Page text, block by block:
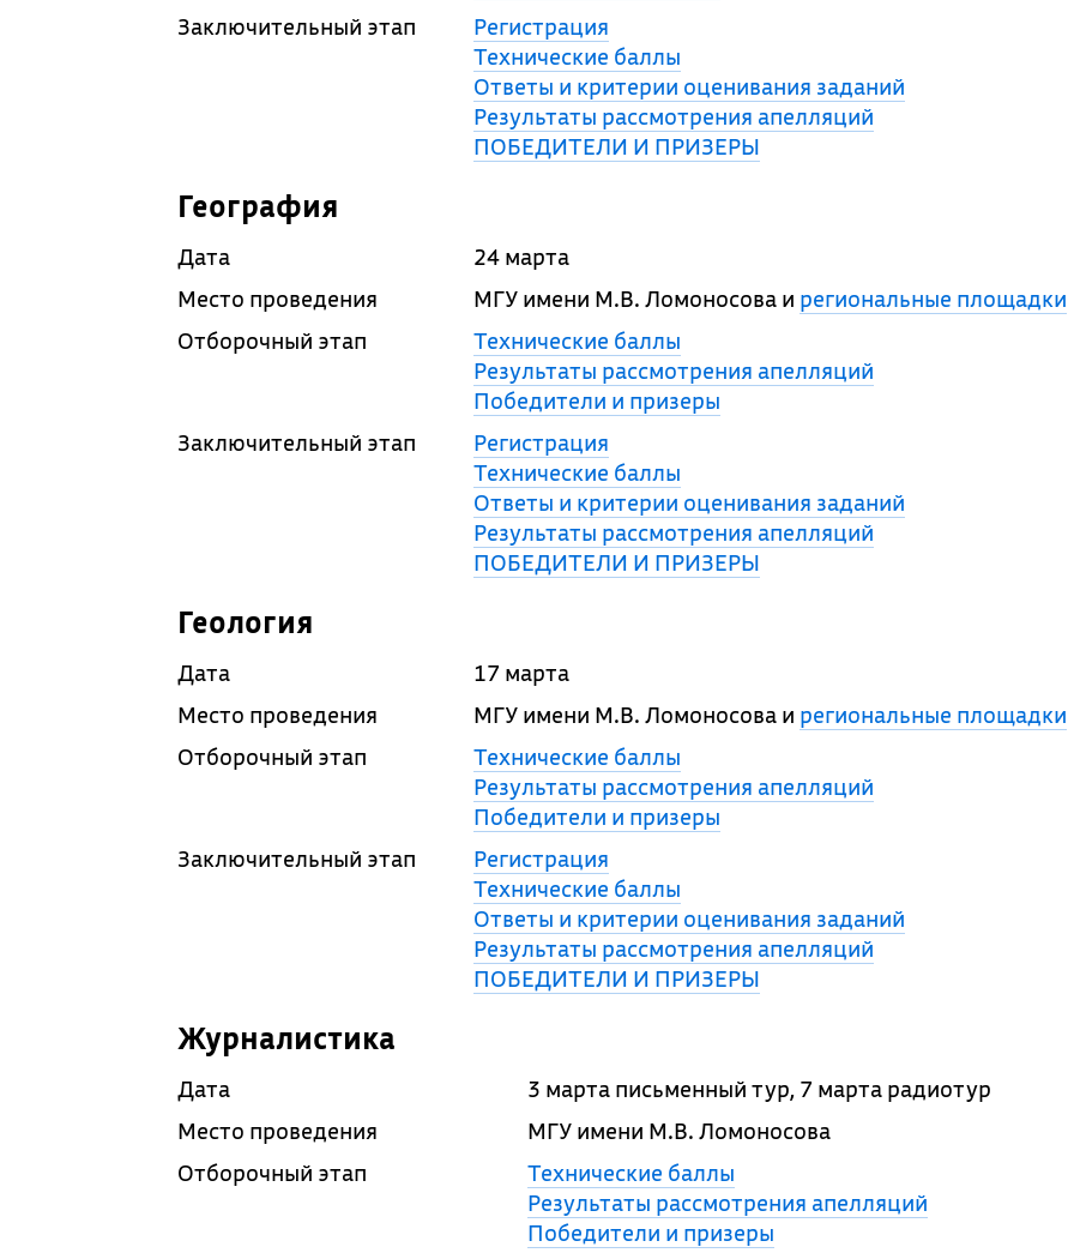
Заключительный этап
Регистрация
Технические баллы
Ответы и критерии оценивания заданий
Результаты рассмотрения апелляций
ПОБЕДИТЕЛИ И ПРИЗЕРЫ
География
Дата
24 марта
Место проведения
МГУ имени М.В. Ломоносова и региональные площадки
Отборочный этап
Технические баллы
Результаты рассмотрения апелляций
Победители и призеры
Заключительный этап
Регистрация
Технические баллы
Ответы и критерии оценивания заданий
Результаты рассмотрения апелляций
ПОБЕДИТЕЛИ И ПРИЗЕРЫ
Геология
Дата
17 марта
Место проведения
МГУ имени М.В. Ломоносова и региональные площадки
Отборочный этап
Технические баллы
Результаты рассмотрения апелляций
Победители и призеры
Заключительный этап
Регистрация
Технические баллы
Ответы и критерии оценивания заданий
Результаты рассмотрения апелляций
ПОБЕДИТЕЛИ И ПРИЗЕРЫ
Журналистика
Дата
3 марта письменный тур, 7 марта радиотур
Место проведения
МГУ имени М.В. Ломоносова
Отборочный этап
Технические баллы
Результаты рассмотрения апелляций
Победители и призеры